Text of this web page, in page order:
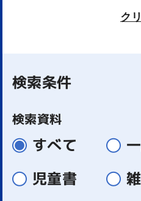
ク
検索条件
検索資料
すべて
児童書